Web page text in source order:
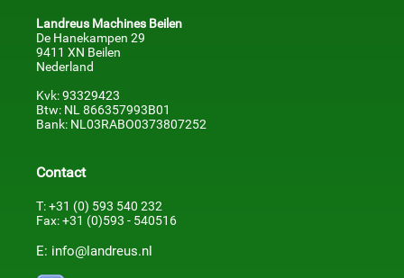
Landreus Machines Beilen
De Hanekampen 29
9411 XN Beilen
Nederland
Kvk: 93329423
Btw: NL 866357993B01
Bank: NL03RABO0373807252
Contact
T: +31 (0) 593 540 232
Fax: +31 (0)593 - 540516
E: info@landreus.nl